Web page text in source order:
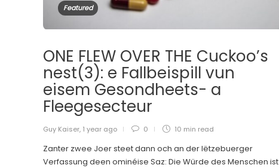
Featured
ONE FLEW OVER THE Cuckoo’s
nest(3): e Fallbeispill vun
eisem Gesondheets- a
Fleegesecteur
Guy Kaiser, 1 year ago 0 10 min read
Zanter zwee Joer steet dann och an der lëtzebuerger
Verfassung deen ominéise Saz: Die Würde des Menschen ist